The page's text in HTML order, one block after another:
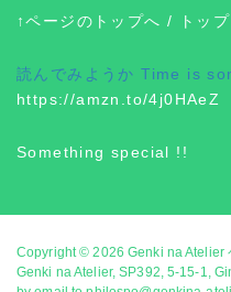
↑ページのトップへ / トップ
読んでみようか Time is
https://amzn.to/4j0HAeZ
Something special !!
Copyright © 2026Genki na Atelier
Genki na Atelier, SP392, 5-15-1,